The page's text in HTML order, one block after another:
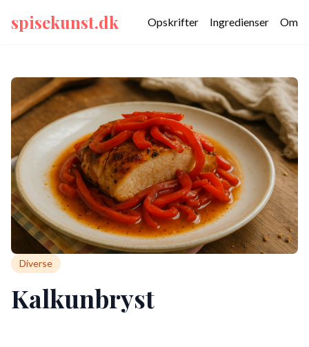
spisekunst.dk Opskrifter Ingredienser Om
Diverse
Kalkunbryst